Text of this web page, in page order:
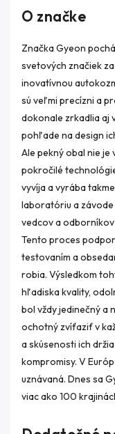
O značke
Značka Gyeon
svetových značiek
inovatívnou
sú veľmi precízni a
dokonale zrkadlia aj
pohľade na design
Ale pekný obal nie
pokročilé
vyvíja a vyrába
laboratóriu a závode
vedcov a
Tento proces
testovaním a
robia. Výsledkom
hľadiska kvality,
bol vždy jedinečný a
ochotný zvíťaziť v
a skúsenosti ich
kompromisy. V
uznávaná. Dnes sa
viac ako 100